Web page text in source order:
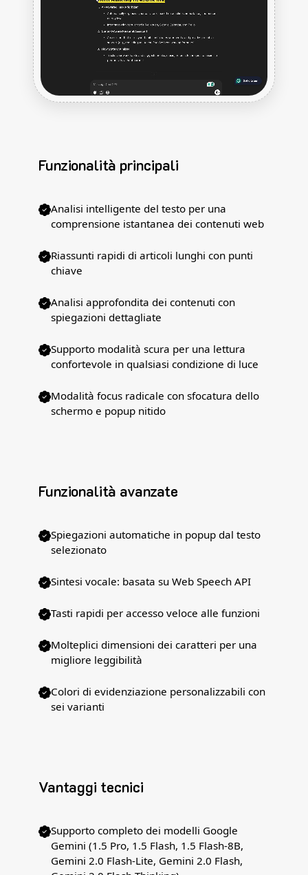
Funzionalità principali
Analisi intelligente del testo per una
comprensione istantanea dei contenuti web
Riassunti rapidi di articoli lunghi con punti
chiave
Analisi approfondita dei contenuti con
spiegazioni dettagliate
Supporto modalità scura per una lettura
confortevole in qualsiasi condizione di luce
Modalità focus radicale con sfocatura dello
schermo e popup nitido
Funzionalità avanzate
Spiegazioni automatiche in popup dal testo
selezionato
Sintesi vocale: basata su Web Speech API
Tasti rapidi per accesso veloce alle funzioni
Molteplici dimensioni dei caratteri per una
migliore leggibilità
Colori di evidenziazione personalizzabili con
sei varianti
Vantaggi tecnici
Supporto completo dei modelli Google
Gemini (1.5 Pro, 1.5 Flash, 1.5 Flash-8B,
Gemini 2.0 Flash-Lite, Gemini 2.0 Flash,